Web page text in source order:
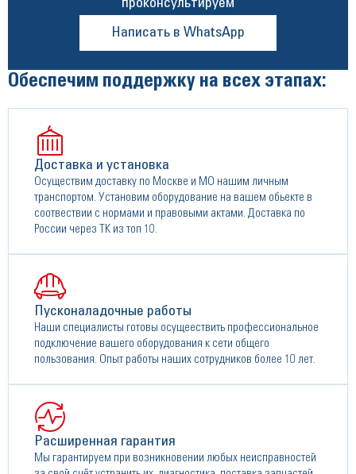
проконсультируем
Написать в WhatsApp
Обеспечим поддержку на всех этапах:
Доставка и установка
Осуществим доставку по Москве и МО нашим личным
транспортом. Установим оборудование на вашем обьекте в
соотвествии с нормами и правовыми актами. Доставка по
России через ТК из топ 10.
Пусконаладочные работы
Наши специалисты готовы осущеествить профессиональное
подключение вашего оборудования к сети общего
пользования. Опыт работы наших сотрудников более 10 лет.
Расширенная гарантия
Мы гарантируем при возникновении любых неисправностей